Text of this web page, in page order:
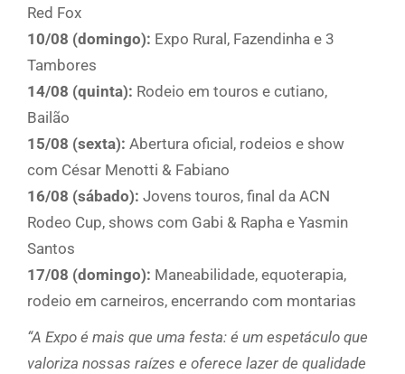
Red Fox
10/08 (domingo): Expo Rural, Fazendinha e 3
Tambores
14/08 (quinta): Rodeio em touros e cutiano,
Bailão
15/08 (sexta): Abertura oficial, rodeios e show
com César Menotti & Fabiano
16/08 (sábado): Jovens touros, final da ACN
Rodeo Cup, shows com Gabi & Rapha e Yasmin
Santos
17/08 (domingo): Maneabilidade, equoterapia,
rodeio em carneiros, encerrando com montarias
“A Expo é mais que uma festa: é um espetáculo que
valoriza nossas raízes e oferece lazer de qualidade